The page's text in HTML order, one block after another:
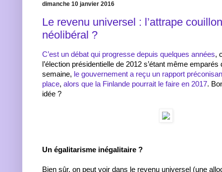
dimanche 10 janvier 2016
Le revenu universel : l’attrape
néolibéral ?
C’est un débat qui progresse depuis quelques années,
l’élection présidentielle de 2012 s’étant même
semaine, le gouvernement a reçu un rapport
place, alors que la Finlande pourrait le faire en 2017.
idée ?
Un égalitarisme inégalitaire ?
Bien sûr, on peut voir dans le revenu universel (une